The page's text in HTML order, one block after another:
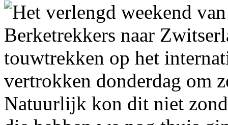
Het verlengd weekend
Berketrekkers naar
touwtrekken op het
vertrokken donderdag om
Natuurlijk kon dit niet